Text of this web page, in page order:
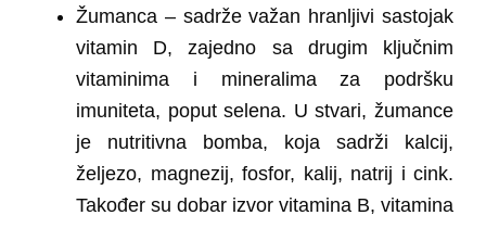
Žumanca – sadrže važan hranljivi sastojak
vitamin D, zajedno sa drugim ključnim
vitaminima i mineralima za podršku
imuniteta, poput selena. U stvari, žumance
je nutritivna bomba, koja sadrži kalcij,
željezo, magnezij, fosfor, kalij, natrij i cink.
Također su dobar izvor vitamina B, vitamina